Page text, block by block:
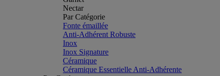
Nectar
Par Catégorie
Fonte émaillée
Anti-Adhérent Robuste
Inox
Inox Signature
Céramique
Céramique Essentielle Anti-Adhérente